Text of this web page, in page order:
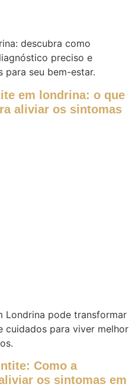
descubra como
preciso e
para seu bem-estar.
em londrina: o que
aliviar os sintomas
Londrina pode transformar
cuidados para viver melhor
Como a
os sintomas em